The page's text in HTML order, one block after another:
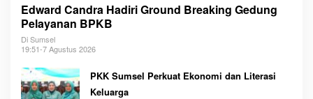
Edward Candra Hadiri Ground Breaking Gedung
Pelayanan BPKB
Di Sumsel
19:51-7 Agustus 2026
PKK Sumsel Perkuat Ekonomi dan Literasi
Keluarga